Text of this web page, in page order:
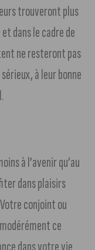
trouveront plus
dans le cadre de
ne resteront pas
à leur bonne
à l’avenir qu’au
dans plaisirs
conjoint ou
ce